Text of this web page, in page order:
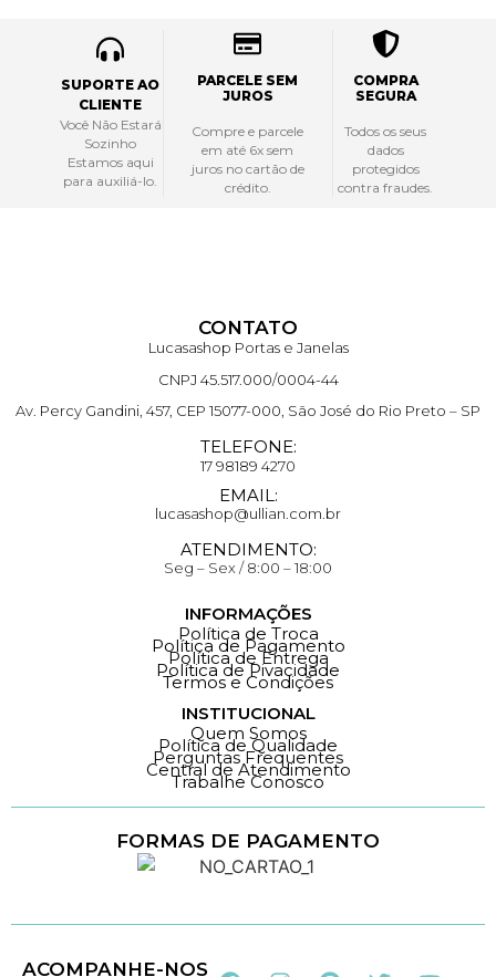
SUPORTE AO
CLIENTE
Você Não Estará
Sozinho
Estamos aqui
para auxiliá-lo.
PARCELE SEM
JUROS
Compre e parcele
em até 6x sem
juros no cartão de
crédito.
COMPRA
SEGURA
Todos os seus
dados
protegidos
contra fraudes.
CONTATO
Lucasashop Portas e Janelas
CNPJ 45.517.000/0004-44
Av. Percy Gandini, 457, CEP 15077-000, São José do Rio Preto – SP
TELEFONE:
17 98189 4270
EMAIL:
lucasashop@ullian.com.br
ATENDIMENTO:
Seg – Sex / 8:00 – 18:00
INFORMAÇÕES
Política de Troca
Política de Pagamento
Política de Entrega
Política de Pivacidade
Termos e Condições
INSTITUCIONAL
Quem Somos
Política de Qualidade
Perguntas Frequentes
Central de Atendimento
Trabalhe Conosco
FORMAS DE PAGAMENTO
ACOMPANHE-NOS